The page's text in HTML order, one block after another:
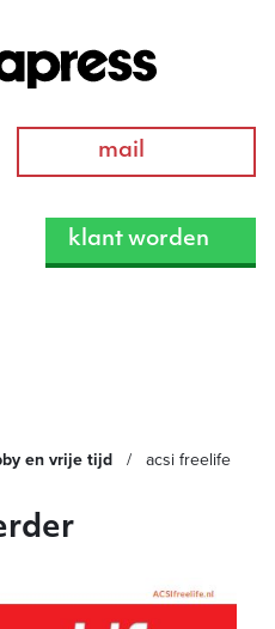
mail
klant worden
en vrije tijd acsi freelife